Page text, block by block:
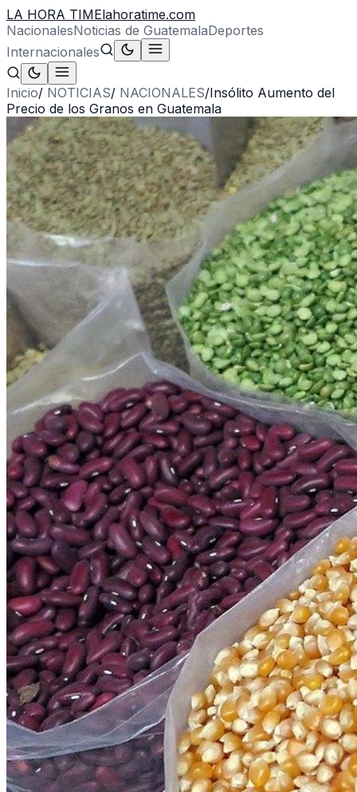
LA HORA TIMElahoratime.com
NacionalesNoticias de GuatemalaDeportes
Internacionales
Inicio/ NOTICIAS/ NACIONALES/Insólito Aumento del
Precio de los Granos en Guatemala